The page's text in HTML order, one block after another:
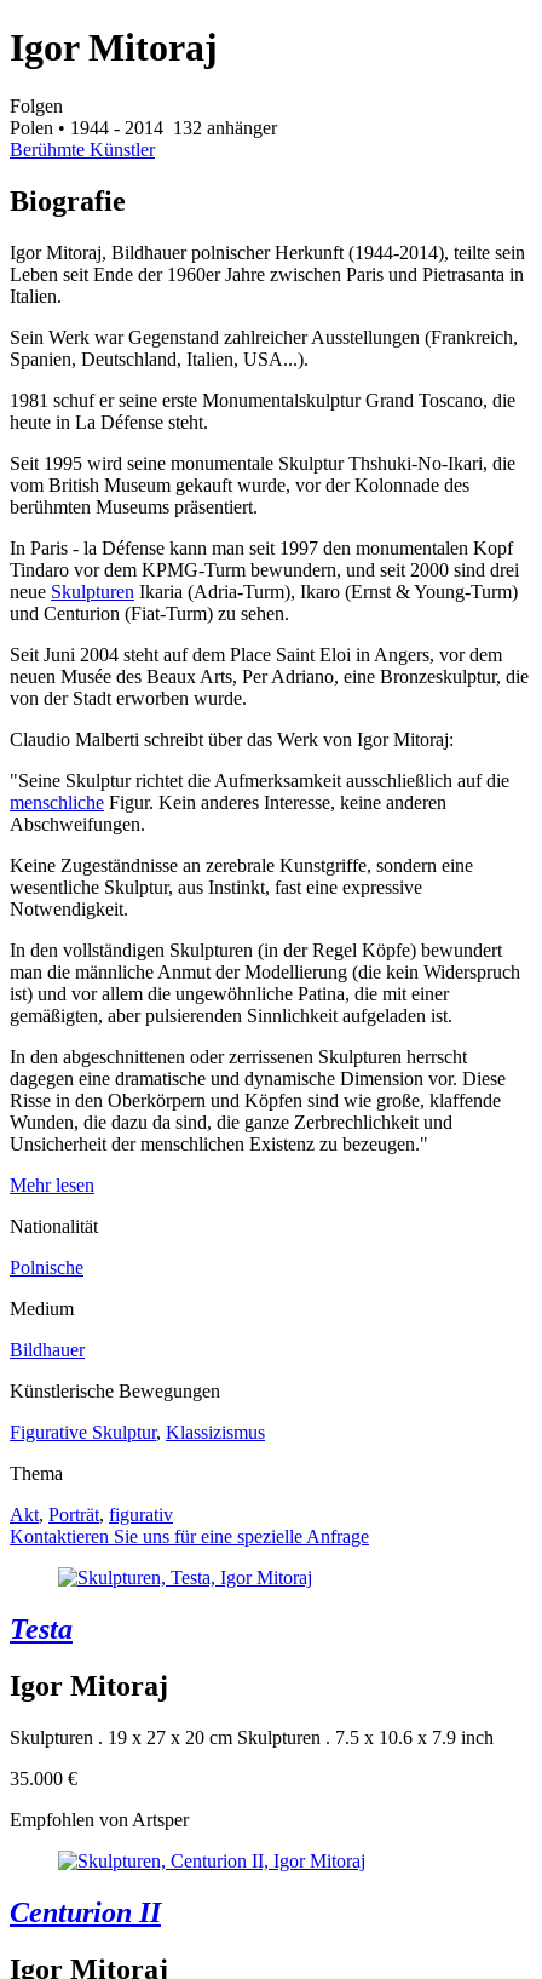
Igor Mitoraj
Folgen
Polen • 1944 - 2014 132 anhänger
Berühmte Künstler
Biografie
Igor Mitoraj, Bildhauer polnischer Herkunft (1944-2014), teilte sein
Leben seit Ende der 1960er Jahre zwischen Paris und Pietrasanta in
Italien.
Sein Werk war Gegenstand zahlreicher Ausstellungen (Frankreich,
Spanien, Deutschland, Italien, USA...).
1981 schuf er seine erste Monumentalskulptur Grand Toscano, die
heute in La Défense steht.
Seit 1995 wird seine monumentale Skulptur Thshuki-No-Ikari, die
vom British Museum gekauft wurde, vor der Kolonnade des
berühmten Museums präsentiert.
In Paris - la Défense kann man seit 1997 den monumentalen Kopf
Tindaro vor dem KPMG-Turm bewundern, und seit 2000 sind drei
neue Skulpturen Ikaria (Adria-Turm), Ikaro (Ernst & Young-Turm)
und Centurion (Fiat-Turm) zu sehen.
Seit Juni 2004 steht auf dem Place Saint Eloi in Angers, vor dem
neuen Musée des Beaux Arts, Per Adriano, eine Bronzeskulptur, die
von der Stadt erworben wurde.
Claudio Malberti schreibt über das Werk von Igor Mitoraj:
"Seine Skulptur richtet die Aufmerksamkeit ausschließlich auf die
menschliche Figur. Kein anderes Interesse, keine anderen
Abschweifungen.
Keine Zugeständnisse an zerebrale Kunstgriffe, sondern eine
wesentliche Skulptur, aus Instinkt, fast eine expressive
Notwendigkeit.
In den vollständigen Skulpturen (in der Regel Köpfe) bewundert
man die männliche Anmut der Modellierung (die kein Widerspruch
ist) und vor allem die ungewöhnliche Patina, die mit einer
gemäßigten, aber pulsierenden Sinnlichkeit aufgeladen ist.
In den abgeschnittenen oder zerrissenen Skulpturen herrscht
dagegen eine dramatische und dynamische Dimension vor. Diese
Risse in den Oberkörpern und Köpfen sind wie große, klaffende
Wunden, die dazu da sind, die ganze Zerbrechlichkeit und
Unsicherheit der menschlichen Existenz zu bezeugen."
Mehr lesen
Nationalität
Polnische
Medium
Bildhauer
Künstlerische Bewegungen
Figurative Skulptur, Klassizismus
Thema
Akt, Porträt, figurativ
Kontaktieren Sie uns für eine spezielle Anfrage
Testa
Igor Mitoraj
Skulpturen . 19 x 27 x 20 cm Skulpturen . 7.5 x 10.6 x 7.9 inch
35.000 €
Empfohlen von Artsper
Centurion II
Igor Mitoraj